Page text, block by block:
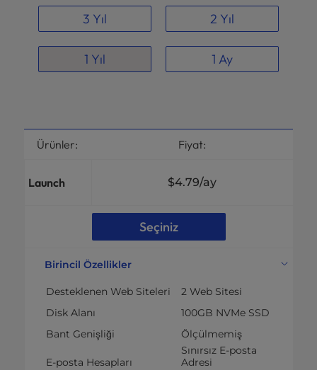
3 Yıl 2 Yıl
1 Yıl 1 Ay
Ürünler: Fiyat:
Launch $4.79/ay
Seçiniz
Birincil Özellikler
Desteklenen Web Siteleri
2 Web Sitesi
Disk Alanı
100GB NVMe SSD
Bant Genişliği
Ölçülmemiş
E-posta Hesapları
Sınırsız E-posta
Adresi